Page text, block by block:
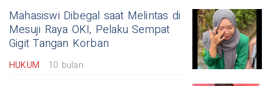
Mahasiswi Dibegal saat Melintas di
Mesuji Raya OKI, Pelaku Sempat
Gigit Tangan Korban
HUKUM 10 bulan